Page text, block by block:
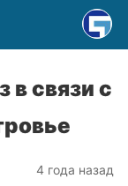
в связи с
4 года назад